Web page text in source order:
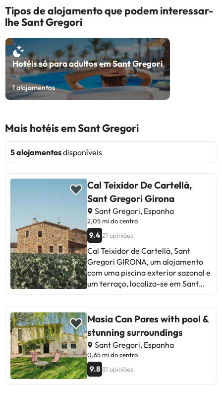
Tipos de alojamento que podem interessar-
lhe Sant Gregori
Hotéis só para adultos em Sant Gregori
1alojamentos
Mais hotéis em Sant Gregori
5 alojamentosdisponíveis
Cal Teixidor De Cartellà,
Sant Gregori Girona
Sant Gregori, Espanha
2,05 mi do centro
9.4 21 opiniões
Cal Teixidor de Cartellà, Sant
Gregori GIRONA, um alojamento
com uma piscina exterior sazonal e
um terraço, localiza-se em Sant
Medes e a 31 km de Campo de
Golfe Peralada. O alojamento
apresenta uma piscina privada,
jardim, comodidades para
churrascos, acesso Wi-Fi gratuito e
estacionamento privado gratuito.
Masia Can Pares with pool &
stunning surroundings
Sant Gregori, Espanha
0,65 mi do centro
9.8 81 opiniões